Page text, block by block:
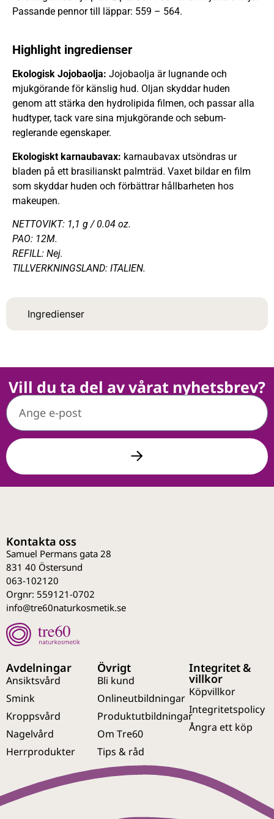
Ingredienser
Passande pennor till läppar: 559 – 564.
Highlight ingredienser
Ekologisk Jojobaolja: Jojobaolja är lugnande och
mjukgörande för känslig hud. Oljan skyddar huden
genom att stärka den hydrolipida filmen, och passar alla
hudtyper, tack vare sina mjukgörande och sebum-
reglerande egenskaper.
Ekologiskt karnaubavax: karnaubavax utsöndras ur
bladen på ett brasilianskt palmträd. Vaxet bildar en film
som skyddar huden och förbättrar hållbarheten hos
makeupen.
NETTOVIKT: 1,1 g / 0.04 oz.
PAO: 12M.
REFILL: Nej.
TILLVERKNINGSLAND: ITALIEN.
Vill du ta del av vårat nyhetsbrev?
Kontakta oss
Samuel Permans gata 28
831 40 Östersund
063-102120
Orgnr: 559121-0702
info@tre60naturkosmetik.se
Avdelningar
Ansiktsvård
Smink
Kroppsvård
Nagelvård
Herrprodukter
Övrigt
Bli kund
Onlineutbildningar
Produktutbildningar
Om Tre60
Tips & råd
Integritet &
villkor
Köpvillkor
Integritetspolicy
Ångra ett köp